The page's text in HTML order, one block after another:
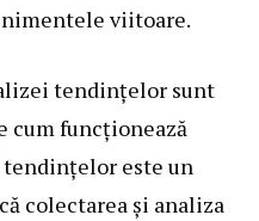
viitoare.
tendințelor sunt
cum funcționează
tendințelor este un
colectarea și analiza